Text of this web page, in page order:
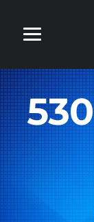
530